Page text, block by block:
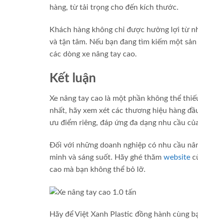
hàng, từ tải trọng cho đến kích thước.
Khách hàng không chỉ được hưởng lợi từ
và tận tâm. Nếu bạn đang tìm kiếm một
các dòng xe nâng tay cao.
Kết luận
Xe nâng tay cao là một phần không thể
nhất, hãy xem xét các thương hiệu hàng
ưu điểm riêng, đáp ứng đa dạng nhu cầu
Đối với những doanh nghiệp có nhu cầu
minh và sáng suốt. Hãy ghé thăm website
cao mà bạn không thể bỏ lỡ.
Hãy để Việt Xanh Plastic đồng hành cùng